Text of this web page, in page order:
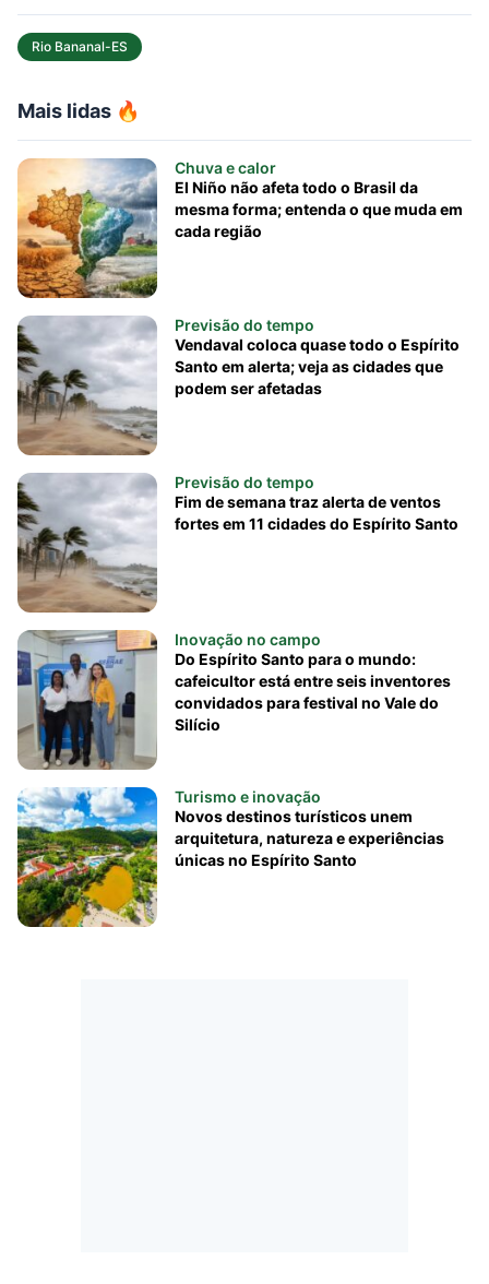
Mais lidas 🔥
Chuva e calor
El Niño não afeta todo o Brasil da
mesma forma; entenda o que muda em
cada região
Previsão do tempo
Vendaval coloca quase todo o Espírito
Santo em alerta; veja as cidades que
podem ser afetadas
Previsão do tempo
Fim de semana traz alerta de ventos
fortes em 11 cidades do Espírito Santo
Inovação no campo
Do Espírito Santo para o mundo:
cafeicultor está entre seis inventores
convidados para festival no Vale do
Silício
Turismo e inovação
Novos destinos turísticos unem
arquitetura, natureza e experiências
únicas no Espírito Santo
Rio Bananal-ES